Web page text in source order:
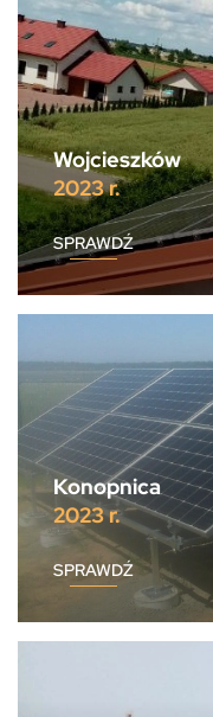
Wojcieszków
2023 r.
SPRAWDŹ
Konopnica
2023 r.
SPRAWDŹ